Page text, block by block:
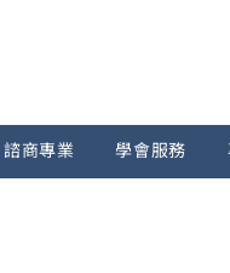
諮商專業 學會服務